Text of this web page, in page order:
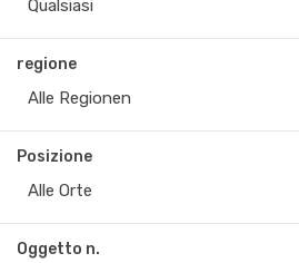
Qualsiasi
regione
Alle Regionen
Posizione
Alle Orte
Oggetto n.